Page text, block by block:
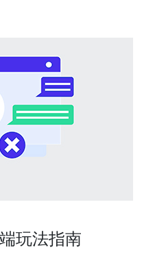
玩法指南